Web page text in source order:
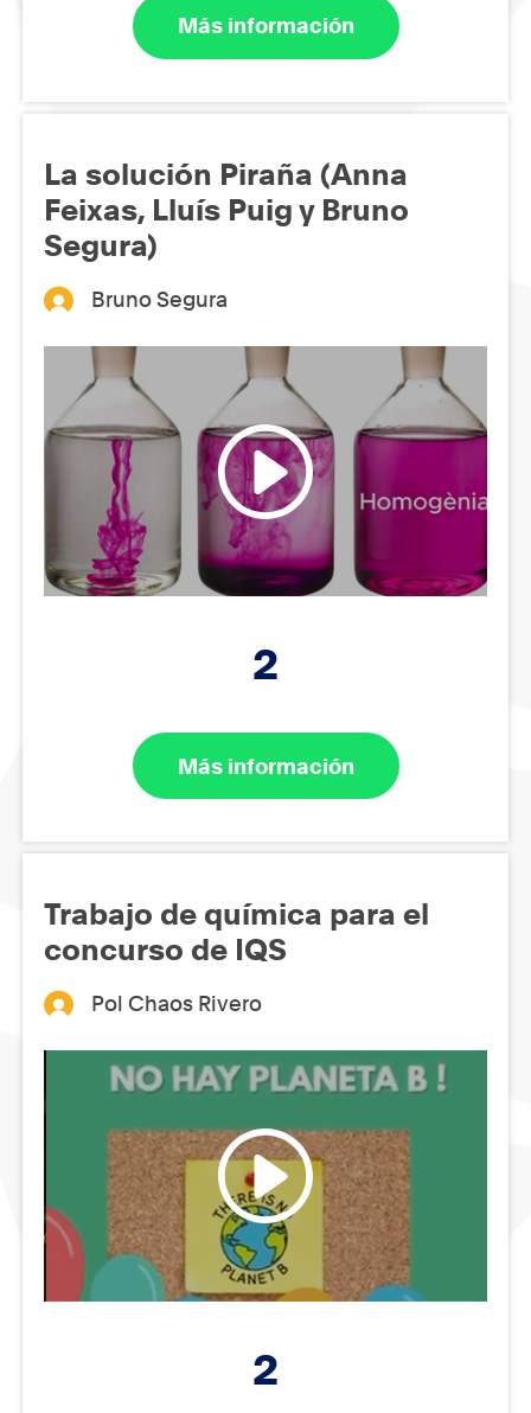
Más información
La solución Piraña (Anna
Feixas, Lluís Puig y Bruno
Segura)
Bruno Segura
2
Más información
Trabajo de química para el
concurso de IQS
Pol Chaos Rivero
2